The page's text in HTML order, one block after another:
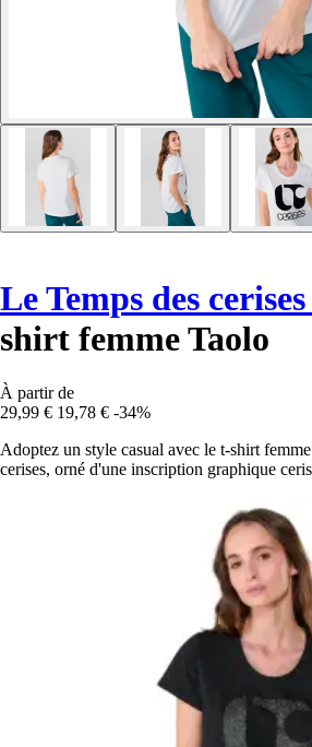
Le Temps des cerises
shirt femme Taolo
À partir de
29,99 € 19,78 € -34%
Adoptez un style casual avec le t-shirt
cerises, orné d'une inscription graphique